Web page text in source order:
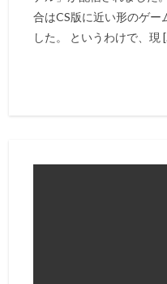
合はCS版に近い形のゲー
した。 というわけで、現